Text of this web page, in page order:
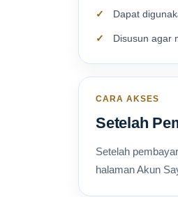
Dapat
Disusun agar
CARA AKSES
Setelah
Setelah
halaman Akun